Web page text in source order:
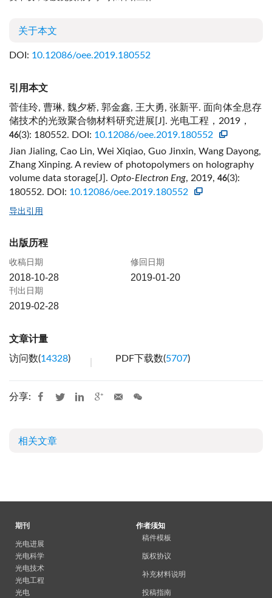
关于本文
DOI: 10.12086/oee.2019.180552
引用本文
菅佳玲, 曹琳, 魏夕桥, 郭金鑫, 王大勇, 张新平. 面向体全息存
储技术的光致聚合物材料研究进展[J]. 光电工程，2019，
46(3): 180552. DOI: 10.12086/oee.2019.180552
Jian Jialing, Cao Lin, Wei Xiqiao, Guo Jinxin, Wang Dayong,
Zhang Xinping. A review of photopolymers on holography
volume data storage[J]. Opto-Electron Eng, 2019, 46(3):
180552. DOI: 10.12086/oee.2019.180552
导出引用
出版历程
收稿日期
2018-10-28
修回日期
2019-01-20
刊出日期
2019-02-28
文章计量
访问数(14328) PDF下载数(5707)
分享:
相关文章
期刊
光电进展
光电科学
光电技术
光电工程
光电
作者须知
稿件模板
版权协议
补充材料说明
投稿指南